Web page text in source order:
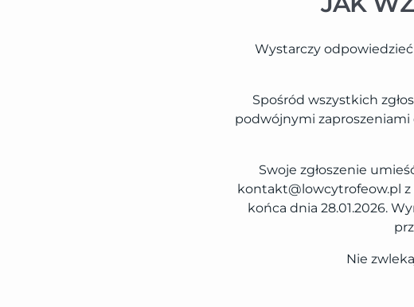
Wystarczy
Spośród wszystkich
podwójnymi zaproszeniami
Swoje zgłoszenie
kontakt@lowcytrofeow.pl z
końca dnia 28.01.2026.
Nie